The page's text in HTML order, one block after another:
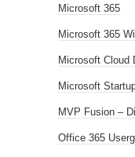
Microsoft 365
Microsoft 365
Microsoft Cloud
Microsoft
MVP Fusion –
Office 365